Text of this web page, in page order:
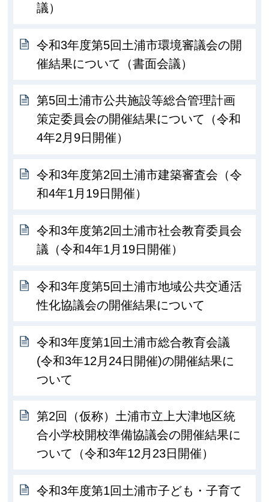
議）
令和3年度第5回土浦市環境審議会の開
催結果について（書面会議）
第5回土浦市公共施設等総合管理計画
策定委員会の開催結果について（令和
4年2月9日開催）
令和3年度第2回土浦市建築審査会（令
和4年1月19日開催）
令和3年度第2回土浦市社会教育委員会
議（令和4年1月19日開催）
令和3年度第5回土浦市地域公共交通活
性化協議会の開催結果について
令和3年度第1回土浦市総合教育会議
(令和3年12月24日開催)の開催結果に
ついて
第2回（仮称）土浦市立上大津地区統
合小学校開校準備協議会の開催結果に
ついて（令和3年12月23日開催）
令和3年度第1回土浦市子ども・子育て